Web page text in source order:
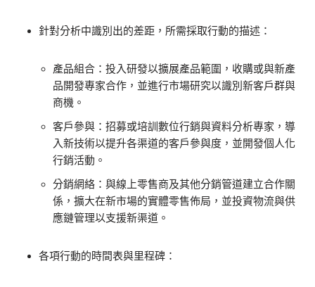
針對分析中識別出的差距，所需採取行動的描述：
產品組合：投入研發以擴展產品範圍，收購或與新產
品開發專家合作，並進行市場研究以識別新客戶群與
商機。
客戶參與：招募或培訓數位行銷與資料分析專家，導
入新技術以提升各渠道的客戶參與度，並開發個人化
行銷活動。
分銷網絡：與線上零售商及其他分銷管道建立合作關
係，擴大在新市場的實體零售佈局，並投資物流與供
應鏈管理以支援新渠道。
各項行動的時間表與里程碑：